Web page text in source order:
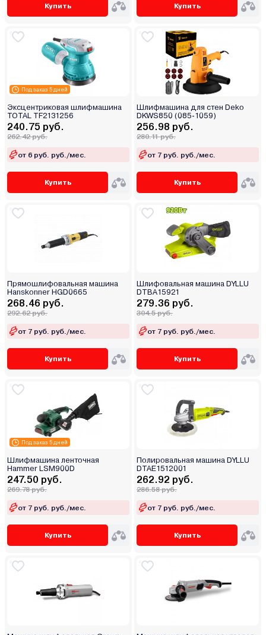
Купить Купить
Под заказ 5 дней
Эксцентриковая шлифмашина
TOTAL TF2131256
240.75 руб.
262.42 руб.
от 6 руб. руб./мес.
Купить
Шлифмашина для стен Deko
DKWS850 (085-1059)
256.98 руб.
280.11 руб.
от 7 руб. руб./мес.
Купить
Прямошлифовальная машина
Hanskonner HGD0665
268.46 руб.
292.62 руб.
от 7 руб. руб./мес.
Купить
Шлифовальная машина DYLLU
DTBA15921
279.36 руб.
304.5 руб.
от 7 руб. руб./мес.
Купить
Под заказ 5 дней
Шлифмашина ленточная
Hammer LSM900D
247.50 руб.
269.78 руб.
от 7 руб. руб./мес.
Купить
Полировальная машина DYLLU
DTAE1512001
262.92 руб.
286.58 руб.
от 7 руб. руб./мес.
Купить